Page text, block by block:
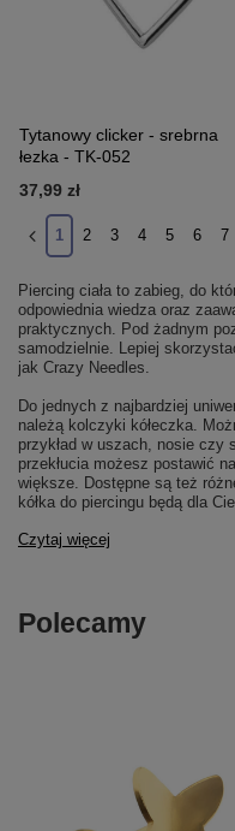
Tytanowy clicker - srebrna
łezka - TK-052
37,99 zł
1 2 3 4 5 6 7
Piercing ciała to zabieg, do
odpowiednia wiedza oraz
praktycznych. Pod żadnym
samodzielnie. Lepiej
jak Crazy Needles.
Do jednych z najbardziej
należą kolczyki kółeczka.
przykład w uszach, nosie czy
przekłucia możesz postawić
większe. Dostępne są też
kółka do piercingu będą dla
Czytaj więcej
Polecamy